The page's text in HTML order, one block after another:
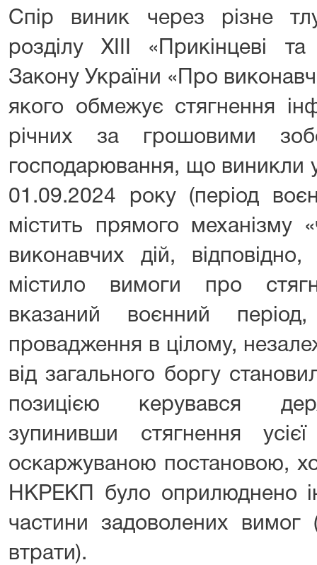
Спір виник через різне
розділу XIII «Прикінцеві та
Закону України «Про
якого обмежує стягнення
річних за грошовими
господарювання, що виникли
01.09.2024 року (період
містить прямого механізму
виконавчих дій,
містило вимоги про
вказаний воєнний
провадження в цілому,
від загального боргу
позицією керувався
зупинивши стягнення
оскаржуваною постановою,
НКРЕКП було оприлюднено
частини задоволених вимог
втрати).